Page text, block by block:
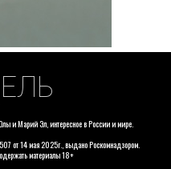
ЕЛЬ
и Марий Эл, интересное в России и мире.
от 14 мая 2025г., выдано Роскомнадзором.
материалы 18+